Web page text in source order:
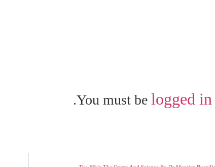
You must be logged in